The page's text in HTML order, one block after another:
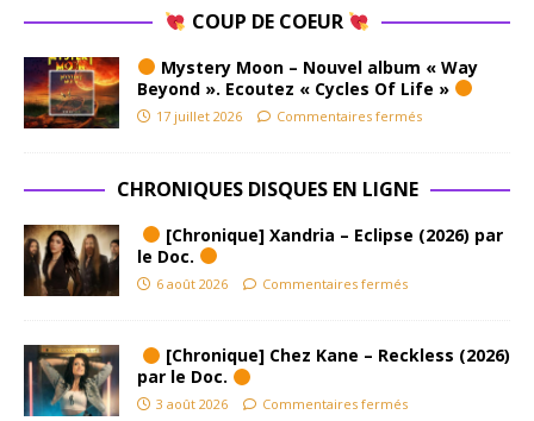
COUP DE COEUR
Mystery Moon – Nouvel album « Way
Beyond ». Ecoutez « Cycles Of Life »
17 juillet 2026 Commentaires fermés
CHRONIQUES DISQUES EN LIGNE
[Chronique] Xandria – Eclipse (2026) par
le Doc.
6 août 2026 Commentaires fermés
[Chronique] Chez Kane – Reckless (2026)
par le Doc.
3 août 2026 Commentaires fermés